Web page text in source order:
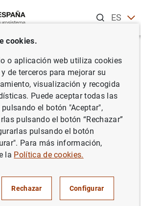
ESEN
consolidado
a 11 de enero
cookies.
o aplicación web utiliza cookies
de terceros para mejorar su
visualización y recogida
Puede aceptar todas las
el botón "Aceptar",
pulsando el botón “Rechazar”
pulsando el botón
Para más información,
la Política de cookies.
Rechazar Configurar